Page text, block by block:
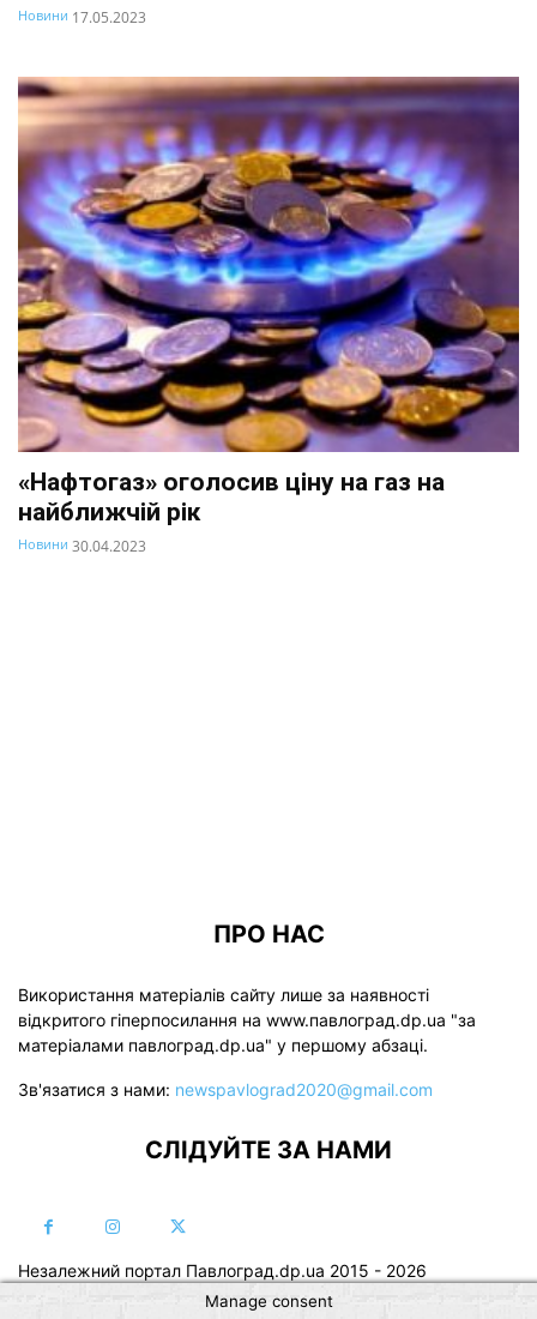
Новини 17.05.2023
«Нафтогаз» оголосив ціну на газ на
найближчій рік
Новини 30.04.2023
ПРО НАС
Використання матеріалів сайту лише за наявності
відкритого гіперпосилання на www.павлоград.dp.ua "за
матеріалами павлоград.dp.ua" у першому абзаці.
Зв'язатися з нами: newspavlograd2020@gmail.com
СЛІДУЙТЕ ЗА НАМИ
Незалежний портал Павлоград.dp.ua 2015 - 2026
Manage consent